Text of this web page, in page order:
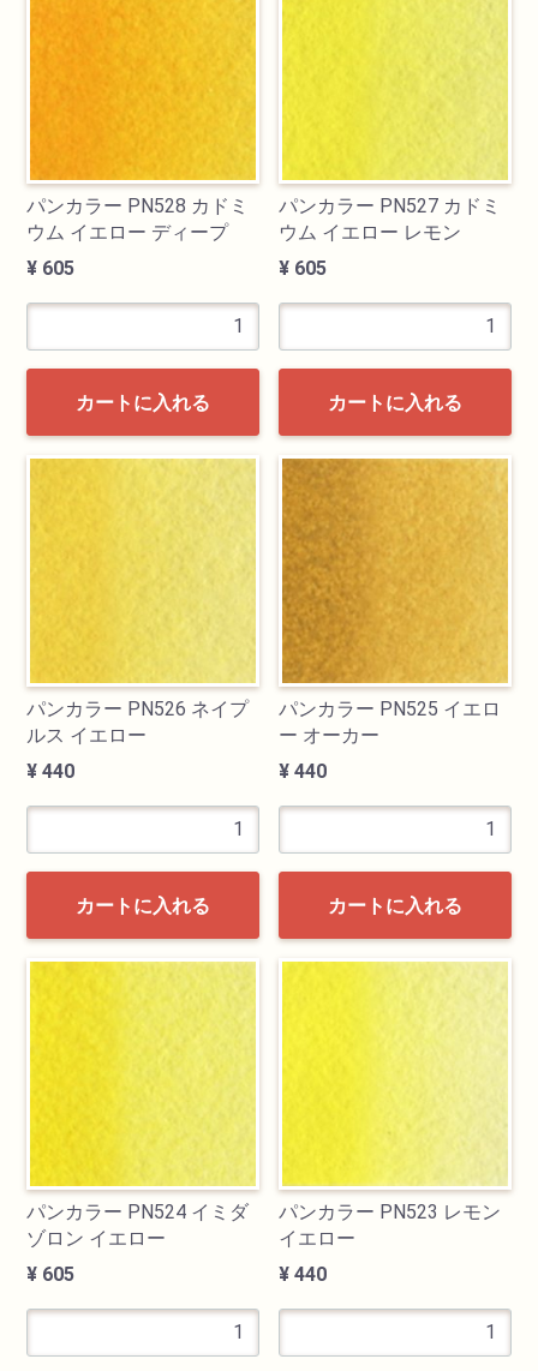
パンカラー PN528 カドミ
ウム イエロー ディープ
¥ 605
カートに入れる
パンカラー PN527 カドミ
ウム イエロー レモン
¥ 605
カートに入れる
パンカラー PN526 ネイプ
ルス イエロー
¥ 440
カートに入れる
パンカラー PN525 イエロ
ー オーカー
¥ 440
カートに入れる
パンカラー PN524 イミダ
ゾロン イエロー
¥ 605
パンカラー PN523 レモン
イエロー
¥ 440